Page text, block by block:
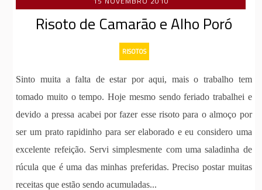
Risoto de Camarão e Alho Poró
RISOTOS
Sinto muita a falta de estar por aqui, mais o trabalho tem
tomado muito o tempo. Hoje mesmo sendo feriado trabalhei e
devido a pressa acabei por fazer esse risoto para o almoço por
ser um prato rapidinho para ser elaborado e eu considero uma
excelente refeição. Servi simplesmente com uma saladinha de
rúcula que é uma das minhas preferidas. Preciso postar muitas
receitas que estão sendo acumuladas...